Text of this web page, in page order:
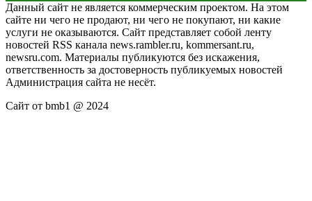
Данный сайт не является коммерческим проектом. На этом
сайте ни чего не продают, ни чего не покупают, ни какие
услуги не оказываются. Сайт представляет собой ленту
новостей RSS канала news.rambler.ru, kommersant.ru,
newsru.com. Материалы публикуются без искажения,
ответственность за достоверность публикуемых новостей
Администрация сайта не несёт.
Сайт от bmb1 @ 2024